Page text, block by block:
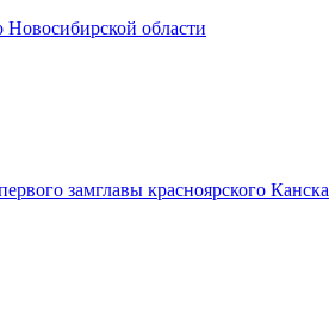
области
замглавы красноярского Канска